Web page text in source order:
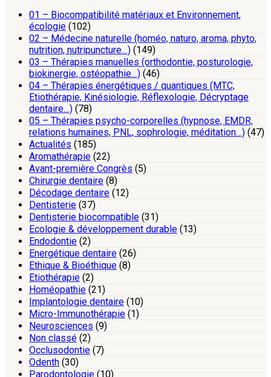
01 – Biocompatibilité matériaux et Environnement,
écologie (102)
02 – Médecine naturelle (homéo, naturo, aroma, phyto,
nutrition, nutripuncture…) (149)
03 – Thérapies manuelles (orthodontie, posturologie,
biokinergie, ostéopathie…) (46)
04 – Thérapies énergétiques / quantiques (MTC,
Etiothérapie, Kinésiologie, Réflexologie, Décryptage
dentaire…) (78)
05 – Thérapies psycho-corporelles (hypnose, EMDR,
relations humaines, PNL, sophrologie, méditation…) (47)
Actualités (185)
Aromathérapie (22)
Avant-première Congrès (5)
Chirurgie dentaire (8)
Décodage dentaire (12)
Dentisterie (37)
Dentisterie biocompatible (31)
Ecologie & développement durable (13)
Endodontie (2)
Energétique dentaire (26)
Ethique & Bioéthique (8)
Etiothérapie (2)
Homéopathie (21)
Implantologie dentaire (10)
Micro-Immunothérapie (1)
Neurosciences (9)
Non classé (2)
Occlusodontie (7)
Odenth (30)
Parodontologie (10)